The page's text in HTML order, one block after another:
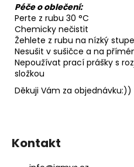
Péče o oblečení:
Perte z rubu 30 °C
Chemicky nečistit
Žehlete z rubu na nízký
Nesušit v sušičce a na
Nepoužívat prací prášky s
složkou
Děkuji Vám za objednávku:))
Kontakt